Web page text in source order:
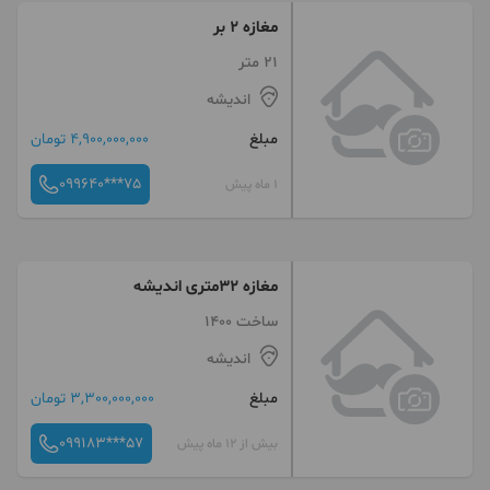
مغازه ۲ بر
21 متر
اندیشه
مبلغ
4,900,000,000 تومان
1 ماه پیش 099640***75
مغازه ۳۲متری اندیشه
ساخت 1400
اندیشه
مبلغ
3,300,000,000 تومان
بیش از 12 ماه پیش 099183***57